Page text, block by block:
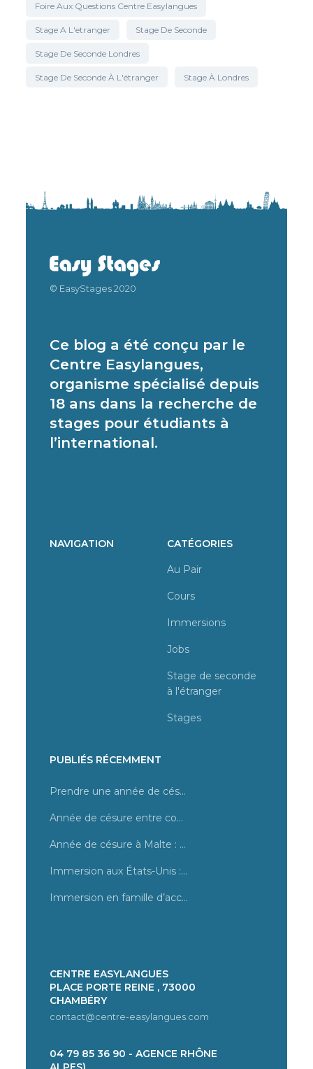
Foire Aux Questions Centre Easylangues
Stage A L'etranger Stage De Seconde
Stage De Seconde Londres
Stage De Seconde À L'étranger Stage À Londres
© EasyStages 2020
Ce blog a été conçu par le
Centre Easylangues,
organisme spécialisé depuis
18 ans dans la recherche de
stages pour étudiants à
l’international.
NAVIGATION CATÉGORIES
Au Pair
Cours
Immersions
Jobs
Stage de seconde
à l'étranger
Stages
PUBLIÉS RÉCEMMENT
Prendre une année de césure, quel programme choisir ?
Année de césure entre cours et stage en magasin à Malte
Année de césure à Malte : tout savoir sur des cours d’anglais
Immersion aux États-Unis : les destinations dans une famille d’accueil
Immersion en famille d’accueil à Los Angeles : un été unique
CENTRE EASYLANGUES
PLACE PORTE REINE , 73000
CHAMBÉRY
contact@centre-easylangues.com
04 79 85 36 90 - AGENCE RHÔNE